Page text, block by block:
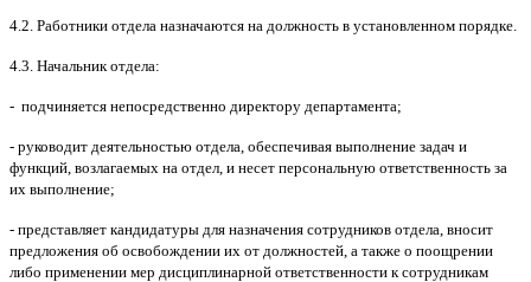
4.2. Работники отдела назначаются на должность в установленном порядке.
4.3. Начальник отдела:
- подчиняется непосредственно директору департамента;
- руководит деятельностью отдела, обеспечивая выполнение задач и
функций, возлагаемых на отдел, и несет персональную ответственность за
их выполнение;
- представляет кандидатуры для назначения сотрудников отдела, вносит
предложения об освобождении их от должностей, а также о поощрении
либо применении мер дисциплинарной ответственности к сотрудникам